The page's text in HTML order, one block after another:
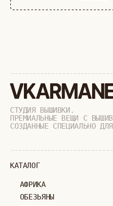
О БРЕНДЕ
ПОКУПАТЕЛЯМ
КАК ЗАКАЗАТЬ
ДОСТАВКА И ОПЛАТА
ВОЗВРАТ И ОБМЕН
ВОПРОС-ОТВЕТ
LOOKBOOK